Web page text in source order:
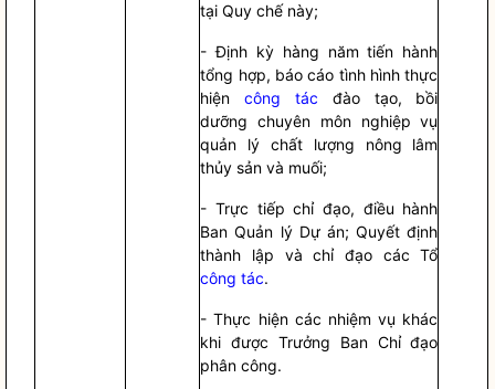
tạiQuy chếnày;
- Định kỳ hàng năm tiến hành
tổng hợp, báo cáo tình hình thực
hiệncông tác đào tạo, bồi
dưỡng chuyên môn nghiệp vụ
quản lý chất lượng nông lâm
thủy sản và muối;
- Trực tiếpchỉ đạo, điều hành
Ban Quản lý Dự án; Quyết định
thành lập vàchỉ đạo các Tổ
công tác.
- Thực hiện các nhiệm vụ khác
khi được Trưởng Ban Chỉ đạo
phân công.